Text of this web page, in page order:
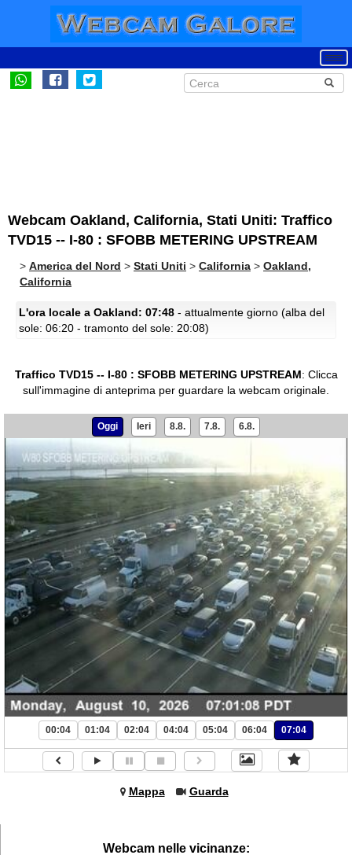
Webcam Oakland, California, Stati Uniti: Traffico
TVD15 -- I-80 : SFOBB METERING UPSTREAM
> America del Nord > Stati Uniti > California > Oakland,
California
L'ora locale a Oakland: 07:48 - attualmente giorno (alba del
sole: 06:20 - tramonto del sole: 20:08)
Traffico TVD15 -- I-80 : SFOBB METERING UPSTREAM: Clicca
sull'immagine di anteprima per guardare la webcam originale.
Oggi Ieri 8.8. 7.8. 6.8.
00:04 01:04 02:04 04:04 05:04 06:04 07:04
Mappa Guarda
Webcam nelle vicinanze: